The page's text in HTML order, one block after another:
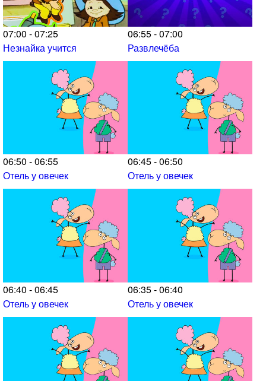
07:00 - 07:25
Незнайка учится
06:55 - 07:00
Развлечёба
06:50 - 06:55
Отель у овечек
06:45 - 06:50
Отель у овечек
06:40 - 06:45
Отель у овечек
06:35 - 06:40
Отель у овечек